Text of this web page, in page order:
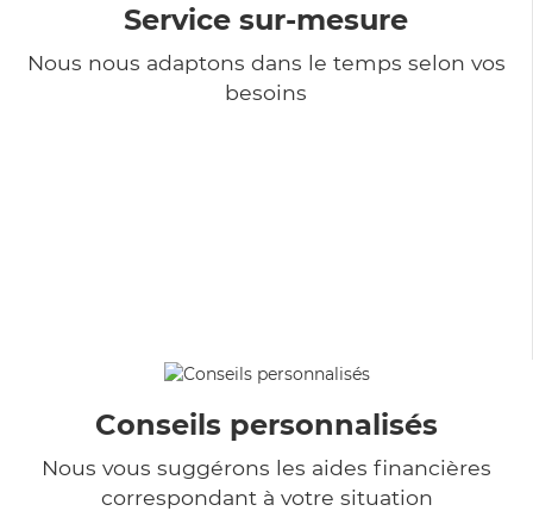
Service sur-mesure
Nous nous adaptons dans le temps selon vos
besoins
Conseils personnalisés
Nous vous suggérons les aides financières
correspondant à votre situation